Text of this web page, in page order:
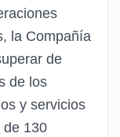
la Compañía
de
de los
y servicios
de 130